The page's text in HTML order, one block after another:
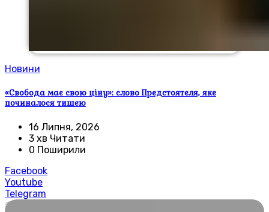
Новини
«Свобода має свою ціну»: слово Предстоятеля, яке
починалося тишею
16 Липня, 2026
3 хв Читати
0 Поширили
Facebook
Youtube
Telegram
🌍